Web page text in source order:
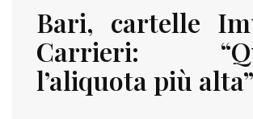
Bari, cartelle
Carrieri:
l’aliquota più alta”